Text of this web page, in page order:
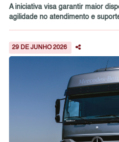
A iniciativa visa garantir maior
agilidade no atendimento e
29 DE JUNHO 2026